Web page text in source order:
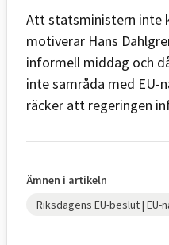
Att statsministern inte
motiverar Hans
informell middag och
inte samråda med EU-
räcker att regeringen
Ämnen i artikeln
Riksdagens EU-beslut | EU-